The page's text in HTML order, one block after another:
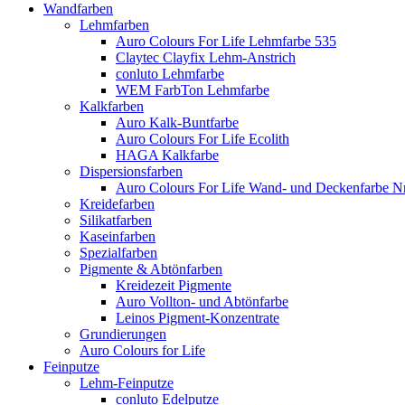
Wandfarben
Lehmfarben
Auro Colours For Life Lehmfarbe 535
Claytec Clayfix Lehm-Anstrich
conluto Lehmfarbe
WEM FarbTon Lehmfarbe
Kalkfarben
Auro Kalk-Buntfarbe
Auro Colours For Life Ecolith
HAGA Kalkfarbe
Dispersionsfarben
Auro Colours For Life Wand- und Deckenfarbe
Kreidefarben
Silikatfarben
Kaseinfarben
Spezialfarben
Pigmente & Abtönfarben
Kreidezeit Pigmente
Auro Vollton- und Abtönfarbe
Leinos Pigment-Konzentrate
Grundierungen
Auro Colours for Life
Feinputze
Lehm-Feinputze
conluto Edelputze